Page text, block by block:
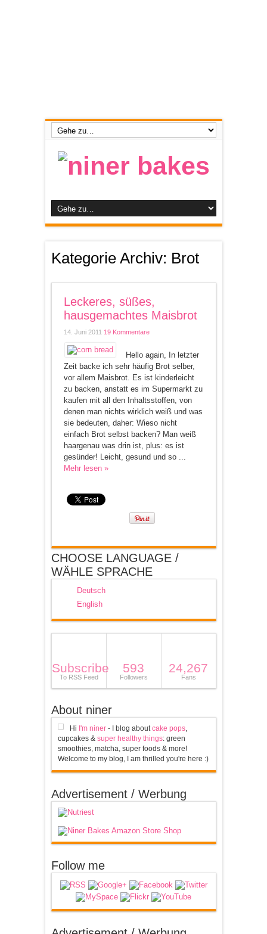
Kategorie Archiv: Brot
Leckeres, süßes,
hausgemachtes Maisbrot
14. Juni 2011 19 Kommentare
Hello again, In letzter
Zeit backe ich sehr häufig Brot selber,
vor allem Maisbrot. Es ist kinderleicht
zu backen, anstatt es im Supermarkt zu
kaufen mit all den Inhaltsstoffen, von
denen man nichts wirklich weiß und was
sie bedeuten, daher: Wieso nicht
einfach Brot selbst backen? Man weiß
haargenau was drin ist, plus: es ist
gesünder! Leicht, gesund und so ...
Mehr lesen »
CHOOSE LANGUAGE /
WÄHLE SPRACHE
Deutsch
English
Subscribe
To RSS Feed
593
Followers
24,267
Fans
About niner
Hi I'm niner- I blog aboutcake pops,
cupcakes & super healthy things: green
smoothies, matcha, super foods & more!
Welcome to my blog, I am thrilled you're here :)
Advertisement / Werbung
Follow me